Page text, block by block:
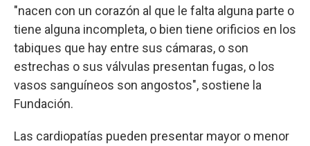
"nacen con un corazón al que le falta alguna parte o
tiene alguna incompleta, o bien tiene orificios en los
tabiques que hay entre sus cámaras, o son
estrechas o sus válvulas presentan fugas, o los
vasos sanguíneos son angostos", sostiene la
Fundación.
Las cardiopatías pueden presentar mayor o menor